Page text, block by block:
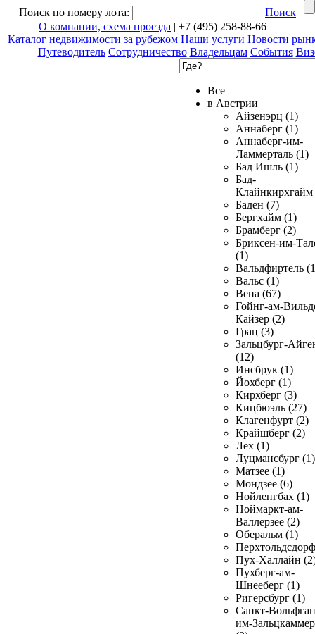
Поиск по номеру лота:
Поиск
О компании, схема проезда | +7 (495) 258-88-66
Каталог недвижимости за рубежом Наши услуги Новости
Путеводитель Сотрудничество Владельцам События
Все
в Австрии
Айзенэрц (1)
Аннаберг (1)
Аннаберг-им-
Ламмерталь (1)
Бад Ишль (1)
Бад-
Клайнкирхгайм
Баден (7)
Бергхайм (1)
Брамберг (2)
Бриксен-им-
(1)
Вальдфиртель
Вальс (1)
Вена (67)
Гойнг-ам-
Кайзер (2)
Грац (3)
Зальцбург-
(12)
Инсбрук (1)
Йохберг (1)
Кирхберг (3)
Кицбюэль (27)
Клагенфурт (2)
Крайшберг (2)
Лех (1)
Луцмансбург (1)
Матзее (1)
Мондзее (6)
Нойленгбах (1)
Ноймаркт-ам-
Валлерзее (2)
Оберальм (1)
Пух-Халлайн
Пухберг-ам-
Шнееберг (1)
Ригерсбург (1)
Санкт-
им-